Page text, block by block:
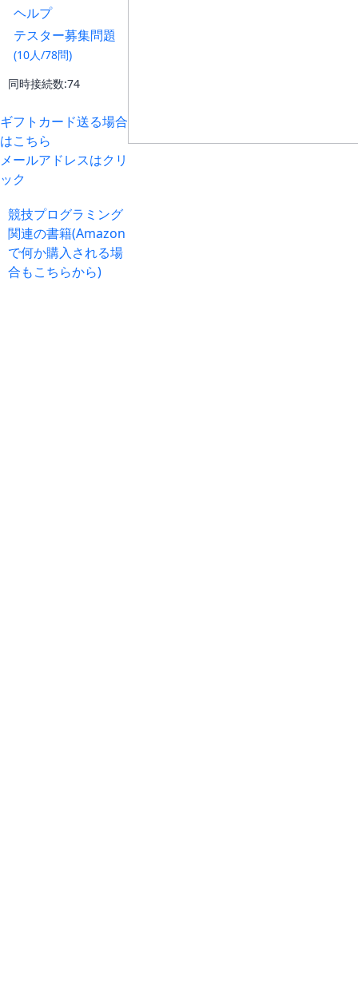
ヘルプ
テスター募集問題
(10人/78問)
同時接続数:74
ギフトカード送る場合
はこちら
メールアドレスはクリ
ック
競技プログラミング
関連の書籍(Amazon
で何か購入される場
合もこちらから)